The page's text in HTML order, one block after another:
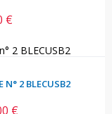
€
N° 2 BLECUSB2
€